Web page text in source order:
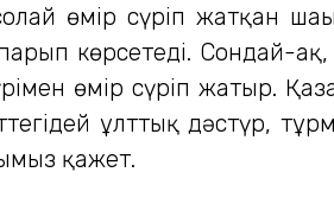
өмір сүріп жатқан
көрсетеді. Сондай-
өмір сүріп жатыр.
ұлттық дәстүр,
қажет.